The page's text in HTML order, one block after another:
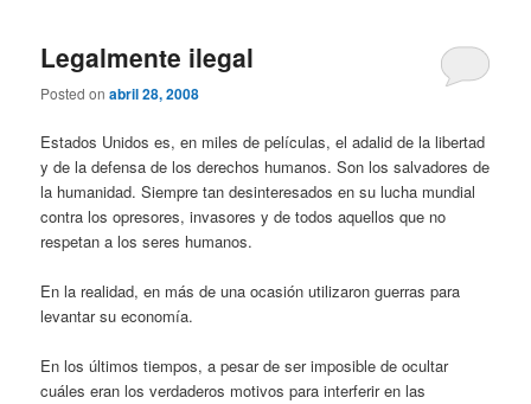
Legalmente ilegal
Posted onabril 28, 2008
Estados Unidos es, en miles de películas, el adalid de la libertad
y de la defensa de los derechos humanos. Son los salvadores de
la humanidad. Siempre tan desinteresados en su lucha mundial
contra los opresores, invasores y de todos aquellos que no
respetan a los seres humanos.
En la realidad, en más de una ocasión utilizaron guerras para
levantar su economía.
En los últimos tiempos, a pesar de ser imposible de ocultar
cuáles eran los verdaderos motivos para interferir en las